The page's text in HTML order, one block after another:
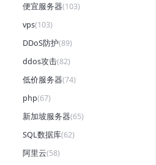
便宜服务器(103)
vps(103)
DDoS防护(89)
ddos攻击(82)
低价服务器(74)
php(67)
新加坡服务器(65)
SQL数据库(62)
阿里云(58)